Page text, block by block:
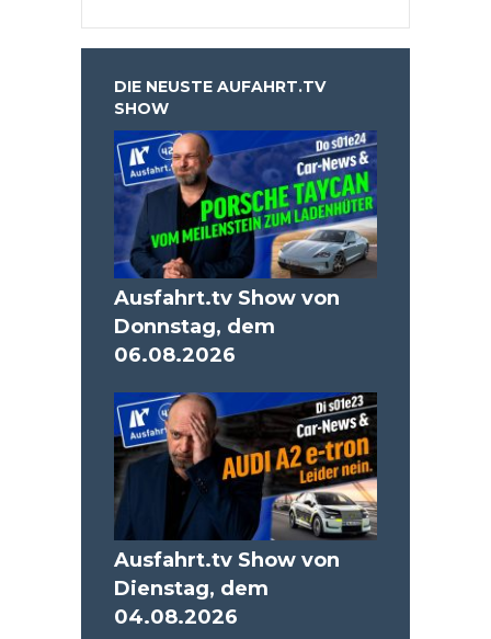
DIE NEUSTE AUFAHRT.TV
SHOW
Ausfahrt.tv Show von
Donnstag, dem
06.08.2026
Ausfahrt.tv Show von
Dienstag, dem
04.08.2026